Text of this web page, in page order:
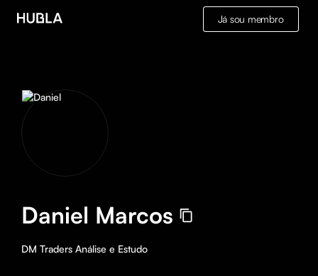
Já sou membro
Daniel Marcos
DM Traders Análise e Estudo